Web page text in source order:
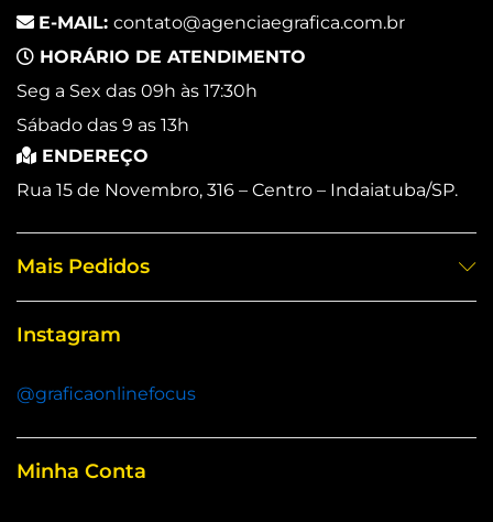
E-MAIL: contato@agenciaegrafica.com.br
HORÁRIO DE ATENDIMENTO
Seg a Sex das 09h às 17:30h
Sábado das 9 as 13h
ENDEREÇO
Rua 15 de Novembro, 316 – Centro – Indaiatuba/SP.
Mais Pedidos
Instagram
@graficaonlinefocus
Minha Conta